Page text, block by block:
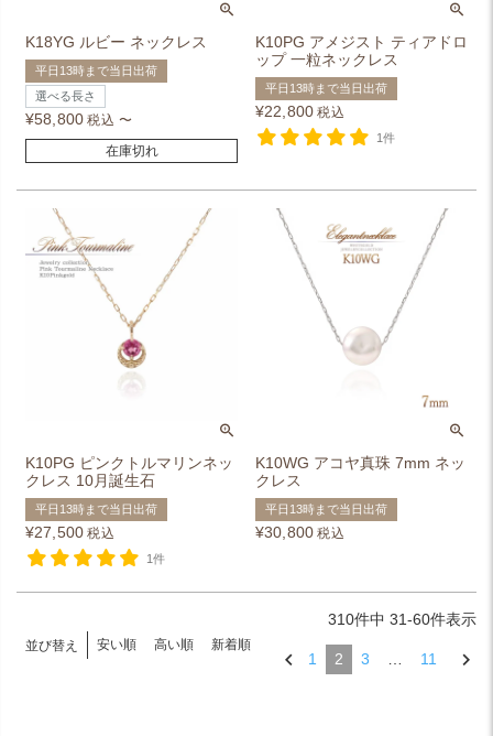
K18YG ルビー ネックレス
平日13時まで当日出荷
選べる長さ
¥58,800 税込 〜
在庫切れ
K10PG アメジスト ティアドロ
ップ 一粒ネックレス
平日13時まで当日出荷
¥22,800 税込
1件
K10PG ピンクトルマリンネッ
クレス 10月誕生石
平日13時まで当日出荷
¥27,500 税込
1件
K10WG アコヤ真珠 7mm ネッ
クレス
平日13時まで当日出荷
¥30,800 税込
並び替え 安い順 高い順 新着順
310件中 31-60件表示
1 2 3 11